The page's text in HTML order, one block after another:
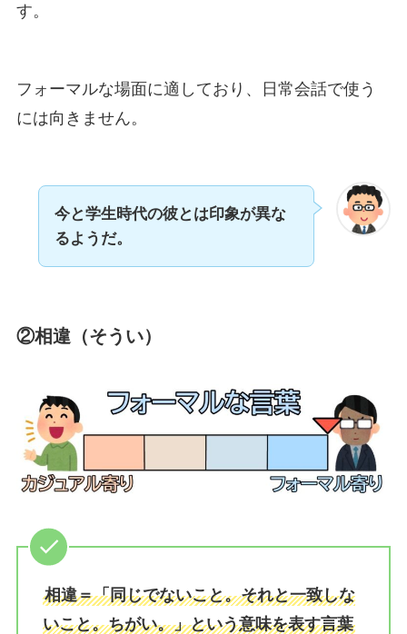
す。
フォーマルな場面に適しており、日常会話で使う
には向きません。
今と学生時代の彼とは印象が異な
るようだ。
②相違（そうい）
相違＝「同じでないこと。それと一致しな
いこと。ちがい。」という意味を表す言葉